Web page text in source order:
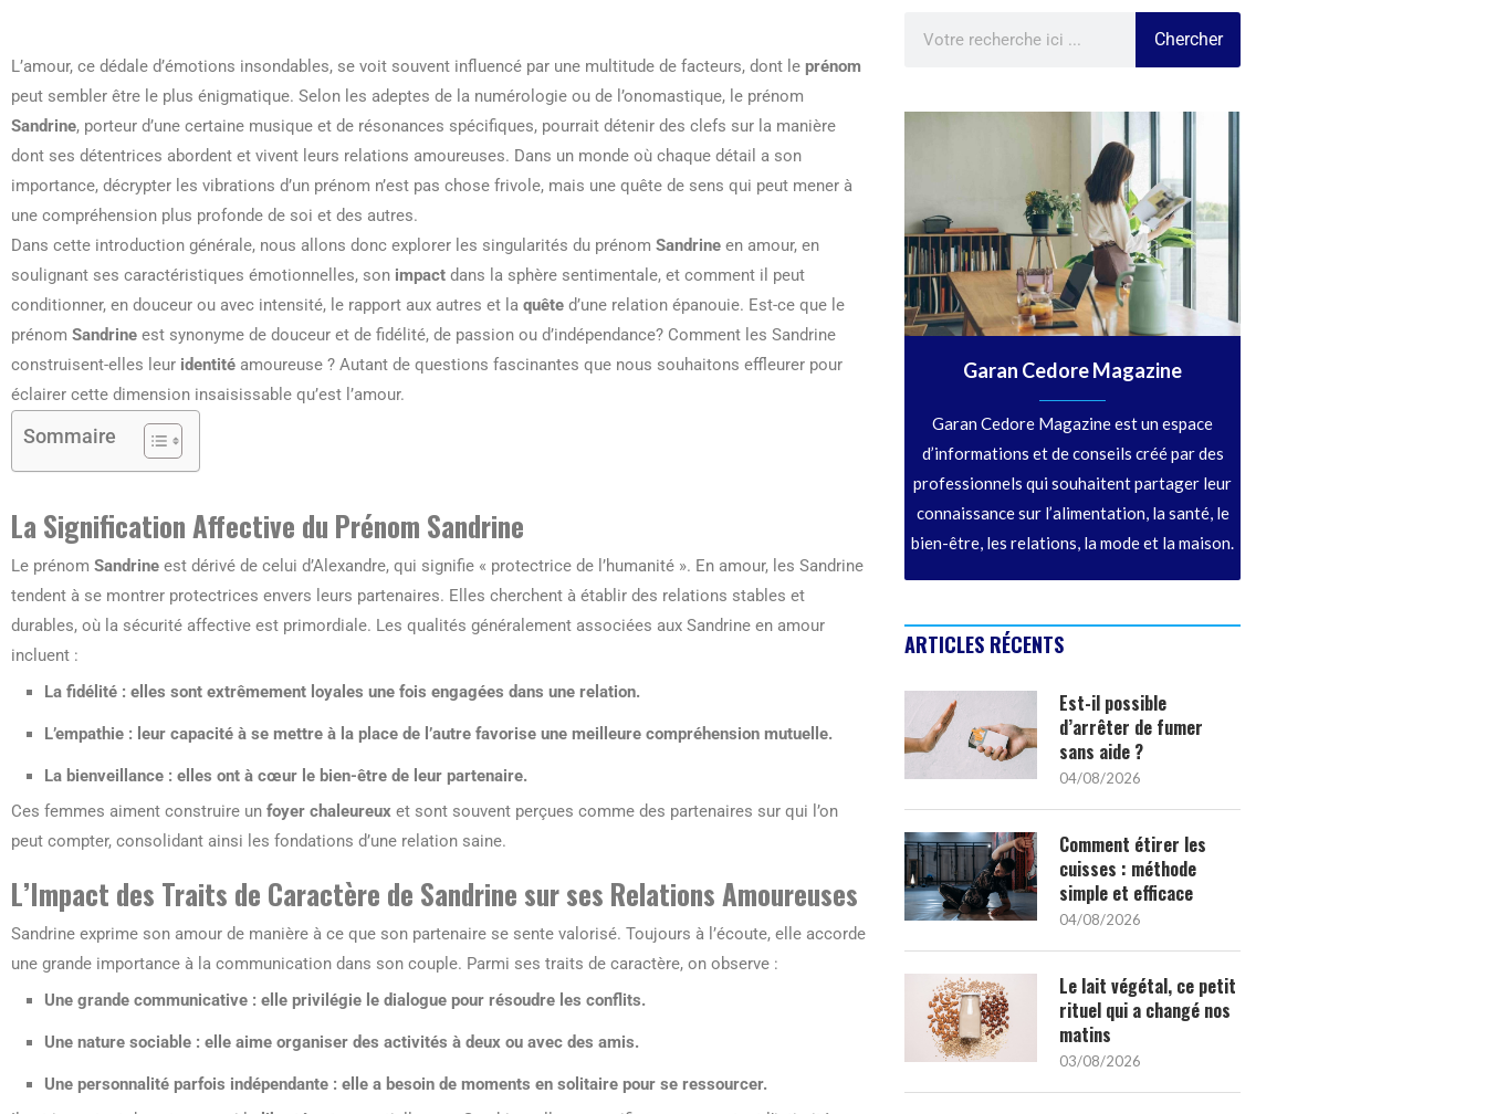
L’amour, ce dédale d’émotions insondables, se voit souvent influencé par une multitude de facteurs, dont le prénom
peut sembler être le plus énigmatique. Selon les adeptes de la numérologie ou de l’onomastique, le prénom
Sandrine, porteur d’une certaine musique et de résonances spécifiques, pourrait détenir des clefs sur la manière
dont ses détentrices abordent et vivent leurs relations amoureuses. Dans un monde où chaque détail a son
importance, décrypter les vibrations d’un prénom n’est pas chose frivole, mais une quête de sens qui peut mener à
une compréhension plus profonde de soi et des autres.
Dans cette introduction générale, nous allons donc explorer les singularités du prénom Sandrine en amour, en
soulignant ses caractéristiques émotionnelles, son impact dans la sphère sentimentale, et comment il peut
conditionner, en douceur ou avec intensité, le rapport aux autres et la quête d’une relation épanouie. Est-ce que le
prénom Sandrine est synonyme de douceur et de fidélité, de passion ou d’indépendance? Comment les Sandrine
construisent-elles leur identité amoureuse ? Autant de questions fascinantes que nous souhaitons effleurer pour
éclairer cette dimension insaisissable qu’est l’amour.
Sommaire
La Signification Affective du Prénom Sandrine
Le prénom Sandrine est dérivé de celui d’Alexandre, qui signifie « protectrice de l’humanité ». En amour, les Sandrine
tendent à se montrer protectrices envers leurs partenaires. Elles cherchent à établir des relations stables et
durables, où la sécurité affective est primordiale. Les qualités généralement associées aux Sandrine en amour
incluent :
La fidélité : elles sont extrêmement loyales une fois engagées dans une relation.
L’empathie : leur capacité à se mettre à la place de l’autre favorise une meilleure compréhension mutuelle.
La bienveillance : elles ont à cœur le bien-être de leur partenaire.
Ces femmes aiment construire un foyer chaleureux et sont souvent perçues comme des partenaires sur qui l’on
peut compter, consolidant ainsi les fondations d’une relation saine.
L’Impact des Traits de Caractère de Sandrine sur ses Relations Amoureuses
Sandrine exprime son amour de manière à ce que son partenaire se sente valorisé. Toujours à l’écoute, elle accorde
une grande importance à la communication dans son couple. Parmi ses traits de caractère, on observe :
Une grande communicative : elle privilégie le dialogue pour résoudre les conflits.
Une nature sociable : elle aime organiser des activités à deux ou avec des amis.
Une personnalité parfois indépendante : elle a besoin de moments en solitaire pour se ressourcer.
Chercher
Garan Cedore Magazine
Garan Cedore Magazine est un espace
d’informations et de conseils créé par des
professionnels qui souhaitent partager leur
connaissance sur l’alimentation, la santé, le
bien-être, les relations, la mode et la maison.
ARTICLES RÉCENTS
Est-il possible
d’arrêter de fumer
sans aide ?
04/08/2026
Comment étirer les
cuisses : méthode
simple et efficace
04/08/2026
Le lait végétal, ce petit
rituel qui a changé nos
matins
03/08/2026